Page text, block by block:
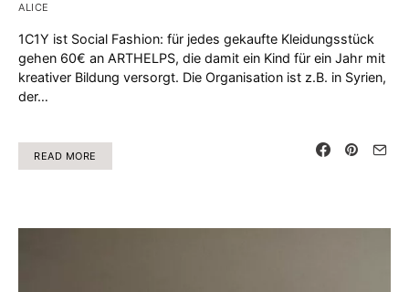
ALICE
1C1Y ist Social Fashion: für jedes gekaufte Kleidungsstück
gehen 60€ an ARTHELPS, die damit ein Kind für ein Jahr mit
kreativer Bildung versorgt. Die Organisation ist z.B. in Syrien,
der…
READ MORE